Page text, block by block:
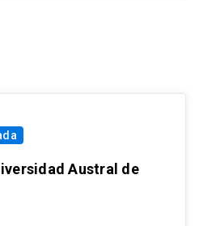
Austral de